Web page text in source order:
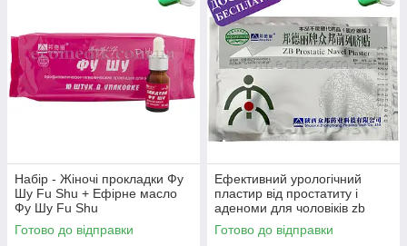
Набір - Жіночі прокладки Фу
Шу Fu Shu + Ефірне масло
Фу Шу Fu Shu
Готово до відправки
Ефективний урологічний
пластир від простатиту і
аденоми для чоловіків zb
prostatic savel plaster для
жінок (свіжі)
Готово до відправки